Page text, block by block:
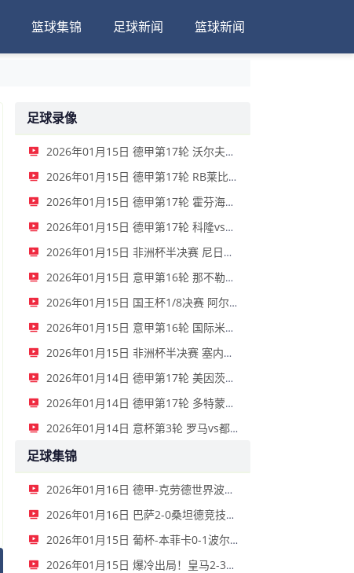
篮球集锦 足球新闻 篮球新闻
足球录像
2026年01月15日 德甲第17轮 沃尔夫斯堡vs圣保利 全场录像
2026年01月15日 德甲第17轮 RB莱比锡vs弗赖堡 全场录像
2026年01月15日 德甲第17轮 霍芬海姆vs门兴 全场录像
2026年01月15日 德甲第17轮 科隆vs拜仁慕尼黑 全场录像
2026年01月15日 非洲杯半决赛 尼日利亚vs摩洛哥 全场录像
2026年01月15日 意甲第16轮 那不勒斯vs帕尔马 全场录像
2026年01月15日 国王杯1/8决赛 阿尔瓦塞特vs皇家马德里 全场录像
2026年01月15日 意甲第16轮 国际米兰vs莱切 全场录像
2026年01月15日 非洲杯半决赛 塞内加尔vs埃及 全场录像
2026年01月14日 德甲第17轮 美因茨vs海登海姆 全场录像
2026年01月14日 德甲第17轮 多特蒙德vs不莱梅 全场录像
2026年01月14日 意杯第3轮 罗马vs都灵 全场录像
足球集锦
2026年01月16日 德甲-克劳德世界波柳比西奇绝平 十人柏林联合1-1奥格斯堡
2026年01月16日 巴萨2-0桑坦德竞技晋级国王杯八强 费兰单刀球破门亚马尔建功
2026年01月15日 葡杯-本菲卡0-1波尔图止步八强 贝德纳雷克制胜帕夫利季斯失良机
2026年01月15日 爆冷出局！皇马2-3遭西乙队阿尔瓦塞特补时绝杀 无缘国王杯8强